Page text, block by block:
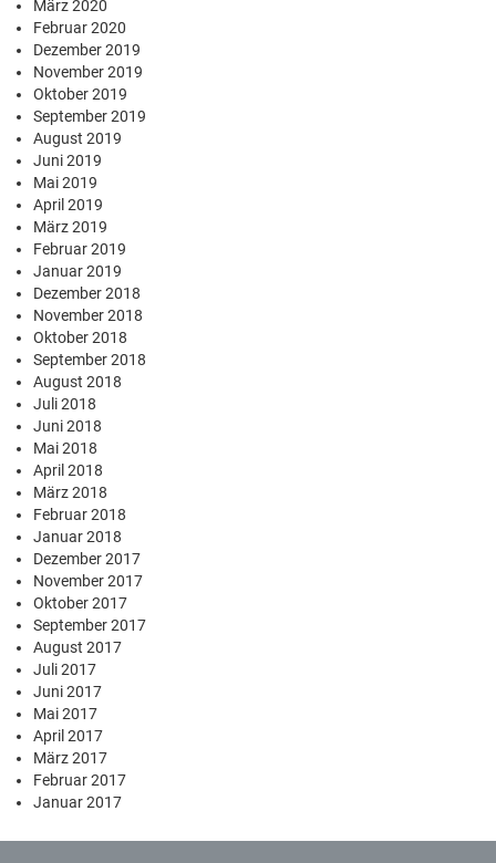
März 2020
Februar 2020
Dezember 2019
November 2019
Oktober 2019
September 2019
August 2019
Juni 2019
Mai 2019
April 2019
März 2019
Februar 2019
Januar 2019
Dezember 2018
November 2018
Oktober 2018
September 2018
August 2018
Juli 2018
Juni 2018
Mai 2018
April 2018
März 2018
Februar 2018
Januar 2018
Dezember 2017
November 2017
Oktober 2017
September 2017
August 2017
Juli 2017
Juni 2017
Mai 2017
April 2017
März 2017
Februar 2017
Januar 2017